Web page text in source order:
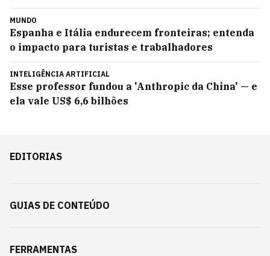
MUNDO
Espanha e Itália endurecem fronteiras; entenda
o impacto para turistas e trabalhadores
INTELIGÊNCIA ARTIFICIAL
Esse professor fundou a 'Anthropic da China' — e
ela vale US$ 6,6 bilhões
EDITORIAS
GUIAS DE CONTEÚDO
FERRAMENTAS